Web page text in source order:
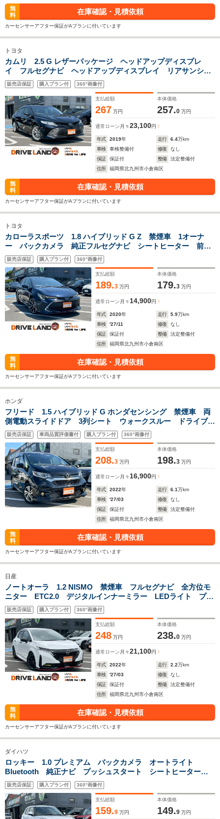
無
料
在庫確認・見積依頼
カーセンサーアフター保証がAプランに付いています
トヨタ
カムリ 2.5 G レザーパッケージ ヘッドアップディスプレ
イ フルセグナビ ヘッドアップディスプレイ リアサンシェ
ード バックカメラ オートライト ブラインドスポットモニ
ター シートヒーター 電動シート 置き型充電
販売店保証 購入プラン付 360°画像付
支払総額
267 万円
本体価格
257.0 万円
通常ローン 月々23,100円
年式 2019年 走行 6.4万km
車検
車検整備付 修復
なし
保証
保証付 整備
法定整備付
住所
福岡県北九州市小倉南区
無
料
在庫確認・見積依頼
カーセンサーアフター保証がAプランに付いています
トヨタ
カローラスポーツ 1.8 ハイブリッド G Z 禁煙車 1オーナ
ー バックカメラ 純正フルセグナビ シートヒーター 前後
ドラレコ ETC オートハイビーム ハーフレザーシート ス
マートキー 純正アルミホイール LEDヘッドランプ フロン
トフォグランプ
販売店保証 購入プラン付 360°画像付
支払総額
189.3 万円
本体価格
179.3 万円
通常ローン 月々 14,900円
年式 2020年 走行 5.9万km
車検
'27/11 修復
なし
保証
保証付 整備
法定整備付
住所
福岡県北九州市小倉南区
無
料
在庫確認・見積依頼
カーセンサーアフター保証がAプランに付いています
ホンダ
フリード 1.5 ハイブリッド G ホンダセンシング 禁煙車 両
側電動スライドドア 3列シート ウォークスルー ドライブレ
コーダー バイザー付 バックカメラ シートヒーター
Bluetooth接続 DVD再生 盗難防止装置 ETC クルーズコ
ントロール
販売店保証 車両品質評価書付 購入プラン付 360°画像付
支払総額
208.3 万円
本体価格
198.3 万円
通常ローン 月々 16,900円
年式 2022年 走行 6.1万km
車検
'27/03 修復
なし
保証
保証付 整備
法定整備付
住所
福岡県北九州市小倉南区
無
料
在庫確認・見積依頼
カーセンサーアフター保証がAプランに付いています
日産
ノートオーラ 1.2 NISMO 禁煙車 フルセグナビ 全方位モ
ニター ETC2.0 デジタルインナーミラー LEDライト プロ
パイロット スマートキー HDMI 電動格納ミラー
販売店保証 購入プラン付 360°画像付
支払総額
248 万円
本体価格
238.0 万円
通常ローン 月々21,100円
年式 2022年 走行 2.2万km
車検
'27/03 修復
なし
保証
保証付 整備
法定整備付
住所
福岡県北九州市小倉南区
無
料
在庫確認・見積依頼
カーセンサーアフター保証がAプランに付いています
ダイハツ
ロッキー 1.0 プレミアム バックカメラ オートライト
Bluetooth 純正ナビ プッシュスタート シートヒーター
オートエアコン ETC 禁煙車 衝突被害軽減システム 盗難
防止システム ドライブレコーダー 純正アルミホイール
販売店保証 購入プラン付 360°画像付
支払総額
159.9 万円
本体価格
149.9 万円